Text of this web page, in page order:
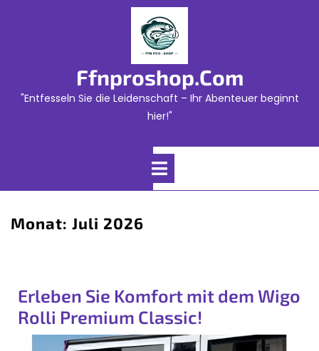
Ffnproshop.com
"Entfesseln Sie die Leidenschaft – Ihr Abenteuer beginnt
hier!"
Open
Monat: Juli 2026
Erleben Sie Komfort mit dem Wigo
Rolli Premium Classic!